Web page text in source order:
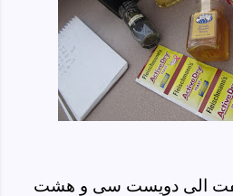
الی دویست سی و هشت